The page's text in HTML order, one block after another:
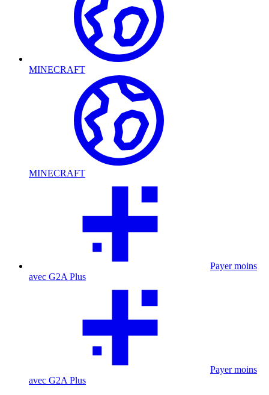
MINECRAFT
MINECRAFT
Payer moins
avec G2A Plus
Payer moins
avec G2A Plus